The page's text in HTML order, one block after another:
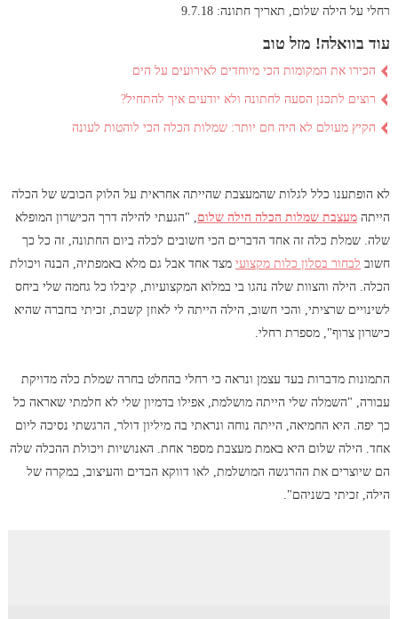
רחלי על הילה שלום, תאריך חתונה: 9.7.18
עוד בוואלה! מזל טוב
הכירו את המקומות הכי מיוחדים לאירועים על הים
רוצים לתכנן הסעה לחתונה ולא יודעים איך להתחיל?
הקיץ מעולם לא היה חם יותר: שמלות הכלה הכי לוהטות לעונה
לא הופתענו כלל לגלות שהמעצבת שהייתה אחראית על הלוק הכובש של הכלה
הייתה מעצבת שמלות הכלה הילה שלום, "הגעתי להילה דרך הכישרון המופלא
שלה. שמלת כלה זה אחד הדברים הכי חשובים לכלה ביום החתונה, זה כל כך
חשוב לבחור בסלון כלות מקצועימצד אחד אבל גם מלא באמפתיה, הבנה ויכולת
הכלה. הילה והצוות שלה נהגו בי במלוא המקצועיות, קיבלו כל גחמה שלי ביחס
לשינויים שרציתי, והכי חשוב, הילה הייתה לי לאוזן קשבת, זכיתי בחברה שהיא
כישרון צרוף", מספרת רחלי.
התמונות מדברות בעד עצמן ונראה כי רחלי בהחלט בחרה שמלת כלה מדויקת
עבורה, "השמלה שלי הייתה מושלמת, אפילו בדמיון שלי לא חלמתי שאראה כל
כך יפה. היא החמיאה, הייתה נוחה ונראתי בה מיליון דולר, הרגשתי נסיכה ליום
אחד. הילה שלום היא באמת מעצבת מספר אחת. האנושיות ויכולת ההכלה שלה
הם שיוצרים את ההרגשה המושלמת, לאו דווקא הבדים והעיצוב, במקרה של
הילה, זכיתי בשניהם".